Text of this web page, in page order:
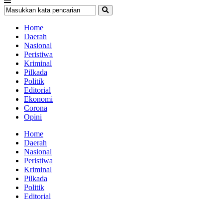
Home
Daerah
Nasional
Peristiwa
Kriminal
Pilkada
Politik
Editorial
Ekonomi
Corona
Opini
Home
Daerah
Nasional
Peristiwa
Kriminal
Pilkada
Politik
Editorial